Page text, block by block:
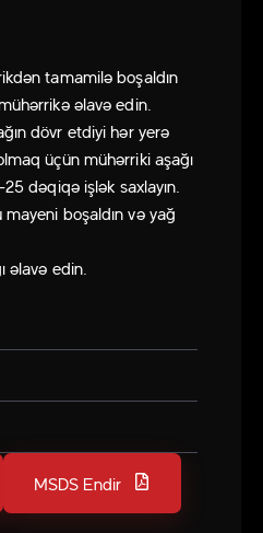
tamamilə boşaldın
əlavə edin.
dövr etdiyi hər yerə
üçün mühərriki aşağı
dəqiqə işlək saxlayın.
boşaldın və yağ
əlavə edin.
MSDS Endir